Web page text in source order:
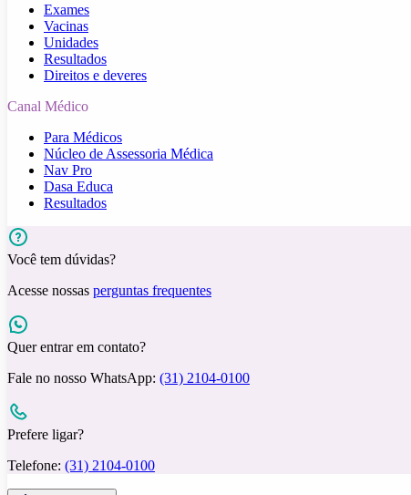
Exames
Vacinas
Unidades
Resultados
Direitos e deveres
Canal Médico
Para Médicos
Núcleo de Assessoria Médica
Nav Pro
Dasa Educa
Resultados
Você tem dúvidas?
Acesse nossas perguntas frequentes
Quer entrar em contato?
Fale no nosso WhatsApp: (31) 2104-0100
Prefere ligar?
Telefone: (31) 2104-0100